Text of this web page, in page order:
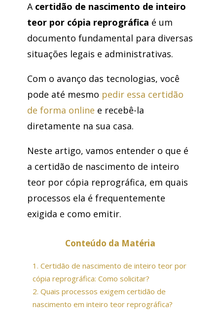
A certidão de nascimento de inteiro
teor por cópia reprográfica é um
documento fundamental para diversas
situações legais e administrativas.
Com o avanço das tecnologias, você
pode até mesmo pedir essa certidão
de forma online e recebê-la
diretamente na sua casa.
Neste artigo, vamos entender o que é
a certidão de nascimento de inteiro
teor por cópia reprográfica, em quais
processos ela é frequentemente
exigida e como emitir.
Conteúdo da Matéria
1. Certidão de nascimento de inteiro teor por
cópia reprográfica: Como solicitar?
2. Quais processos exigem certidão de
nascimento em inteiro teor reprográfica?